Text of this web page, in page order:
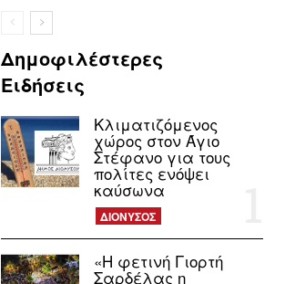
Δημοφιλέστερες
Ειδήσεις
Κλιματιζόμενος
χώρος στον Άγιο
Στέφανο για τους
πολίτες ενόψει
καύσωνα
ΔΙΟΝΥΣΟΣ
«Η φετινή Γιορτή
Σαρδέλας η